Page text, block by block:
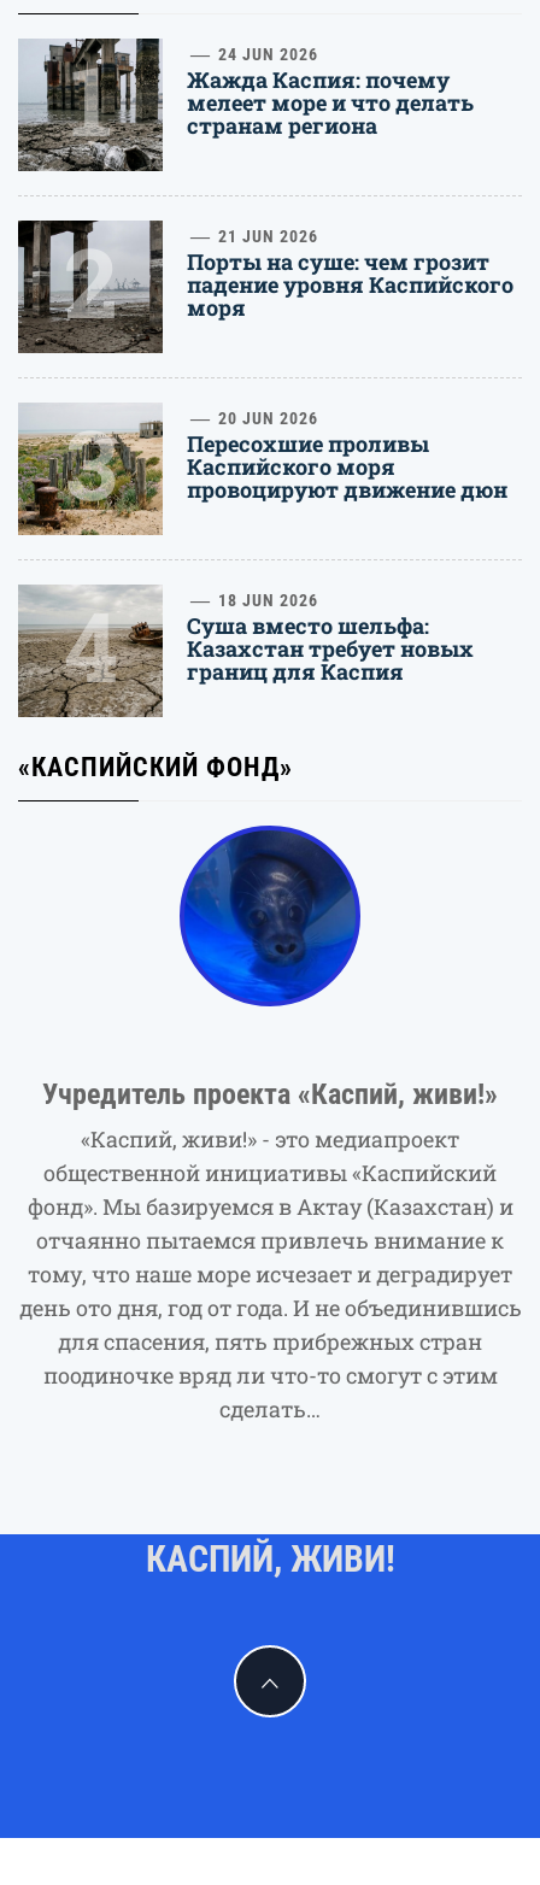
1 24 JUN 2026
Жажда Каспия: почему
мелеет море и что делать
странам региона
2 21 JUN 2026
Порты на суше: чем грозит
падение уровня Каспийского
моря
3 20 JUN 2026
Пересохшие проливы
Каспийского моря
провоцируют движение дюн
4 18 JUN 2026
Суша вместо шельфа:
Казахстан требует новых
границ для Каспия
«КАСПИЙСКИЙ ФОНД»
Учредитель проекта «Каспий, живи!»
«Каспий, живи!» - это медиапроект
общественной инициативы «Каспийский
фонд». Мы базируемся в Актау (Казахстан) и
отчаянно пытаемся привлечь внимание к
тому, что наше море исчезает и деградирует
день ото дня, год от года. И не объединившись
для спасения, пять прибрежных стран
поодиночке вряд ли что-то смогут с этим
сделать…
КАСПИЙ, ЖИВИ!